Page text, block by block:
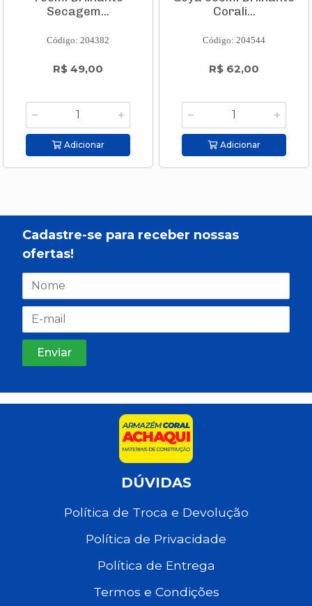
Secagem...
Código: 204382
R$ 49,00
Adicionar
Corali...
Código: 204544
R$ 62,00
Adicionar
Cadastre-se para receber nossas
ofertas!
DÚVIDAS
Política de Troca e Devolução
Política de Privacidade
Política de Entrega
Termos e Condições